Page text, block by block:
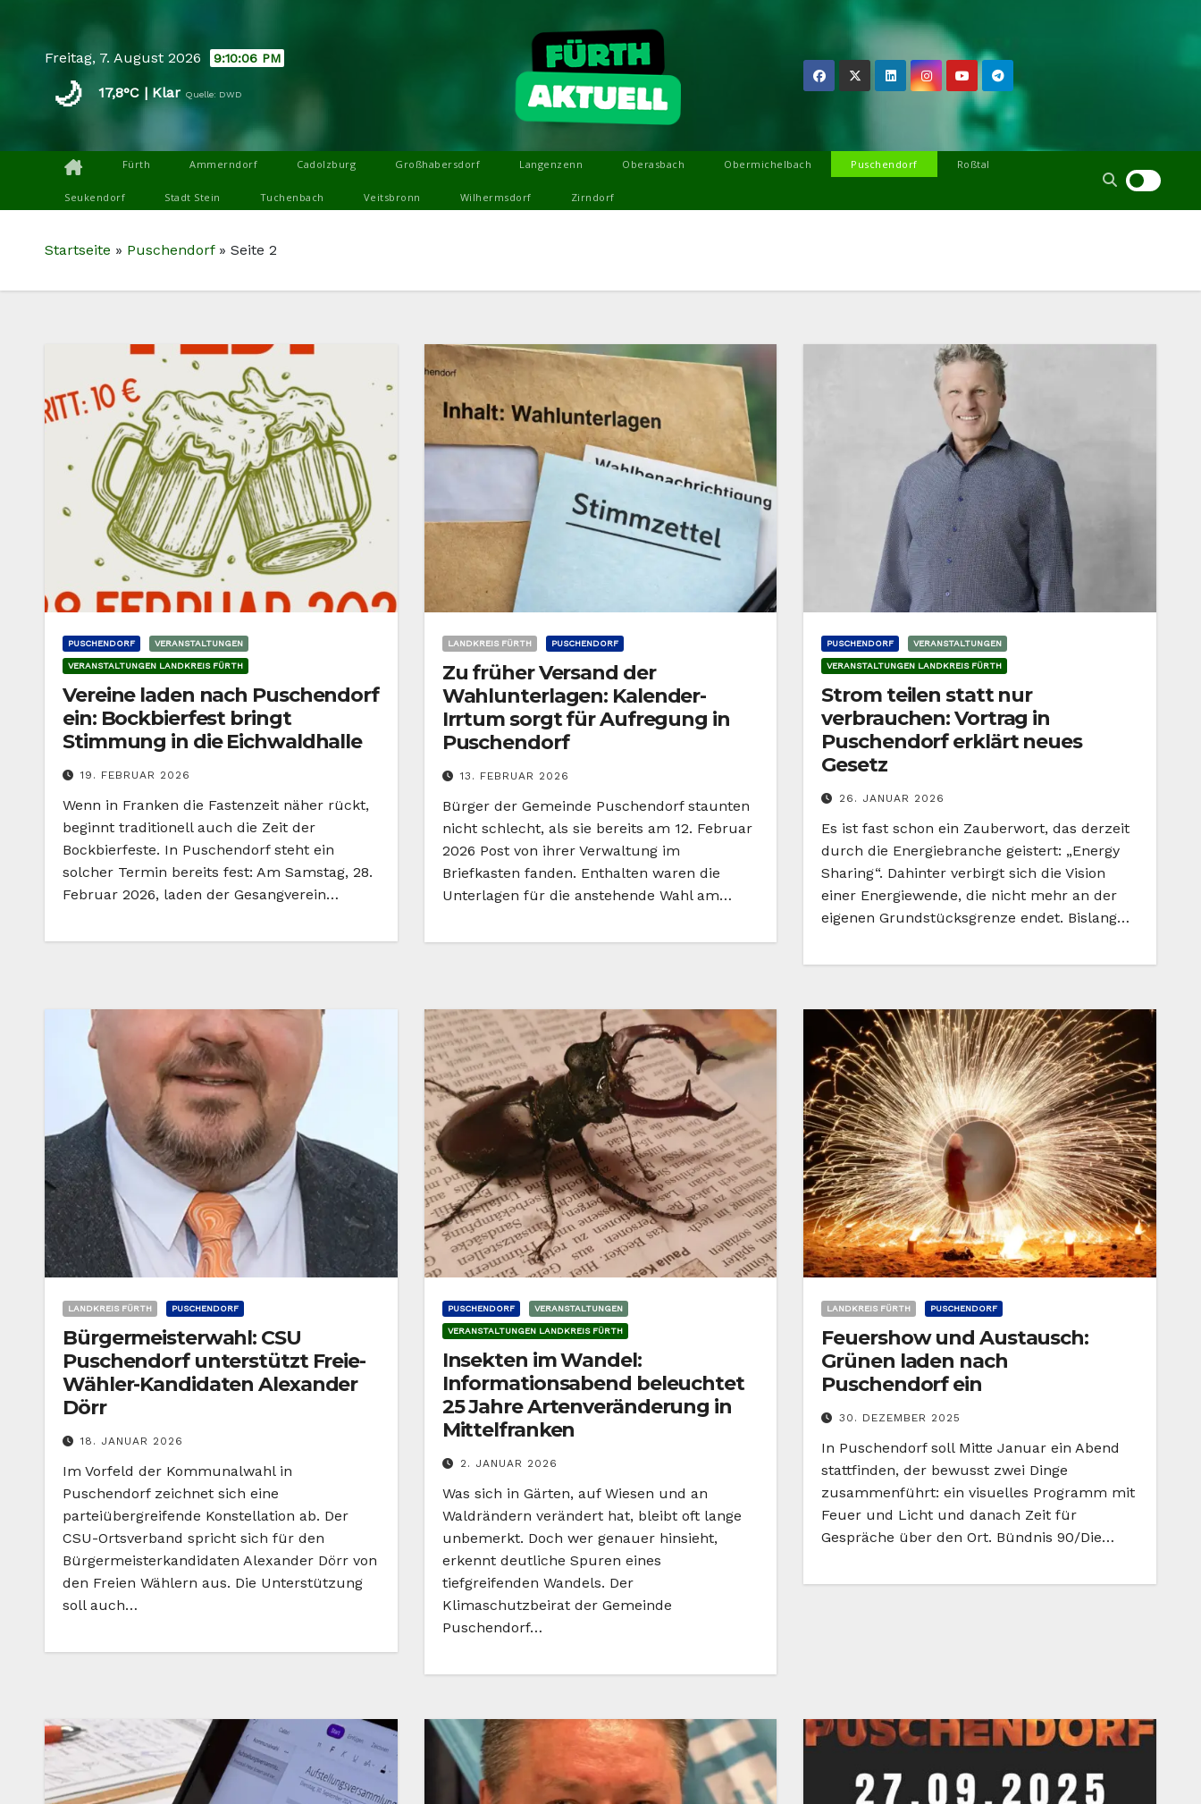
contentFreitag, 7. August 2026 9:10:07 PM
🌙 17,8°C | Klar Quelle: DWD
Fürth Ammerndorf Cadolzburg Großhabersdorf Langenzenn Oberasbach Obermichelbach Puschendorf Roßtal
Seukendorf Stadt Stein Tuchenbach Veitsbronn Wilhermsdorf Zirndorf
Startseite » Puschendorf» Seite 2
PUSCHENDORF VERANSTALTUNGEN
VERANSTALTUNGEN LANDKREIS FÜRTH
Vereine laden nach Puschendorf
ein: Bockbierfest bringt
Stimmung in die Eichwaldhalle
19. FEBRUAR 2026
Wenn in Franken die Fastenzeit näher rückt,
beginnt traditionell auch die Zeit der
Bockbierfeste. In Puschendorf steht ein
solcher Termin bereits fest: Am Samstag, 28.
Februar 2026, laden der Gesangverein…
LANDKREIS FÜRTH PUSCHENDORF
Zu früher Versand der
Wahlunterlagen: Kalender-
Irrtum sorgt für Aufregung in
Puschendorf
13. FEBRUAR 2026
Bürger der Gemeinde Puschendorf staunten
nicht schlecht, als sie bereits am 12. Februar
2026 Post von ihrer Verwaltung im
Briefkasten fanden. Enthalten waren die
Unterlagen für die anstehende Wahl am…
PUSCHENDORF VERANSTALTUNGEN
VERANSTALTUNGEN LANDKREIS FÜRTH
Strom teilen statt nur
verbrauchen: Vortrag in
Puschendorf erklärt neues
Gesetz
26. JANUAR 2026
Es ist fast schon ein Zauberwort, das derzeit
durch die Energiebranche geistert: „Energy
Sharing“. Dahinter verbirgt sich die Vision
einer Energiewende, die nicht mehr an der
eigenen Grundstücksgrenze endet. Bislang…
LANDKREIS FÜRTH PUSCHENDORF
Bürgermeisterwahl: CSU
Puschendorf unterstützt Freie-
Wähler-Kandidaten Alexander
Dörr
18. JANUAR 2026
Im Vorfeld der Kommunalwahl in
Puschendorf zeichnet sich eine
parteiübergreifende Konstellation ab. Der
CSU-Ortsverband spricht sich für den
Bürgermeisterkandidaten Alexander Dörr von
den Freien Wählern aus. Die Unterstützung
soll auch…
PUSCHENDORF VERANSTALTUNGEN
VERANSTALTUNGEN LANDKREIS FÜRTH
Insekten im Wandel:
Informationsabend beleuchtet
25 Jahre Artenveränderung in
Mittelfranken
2. JANUAR 2026
Was sich in Gärten, auf Wiesen und an
Waldrändern verändert hat, bleibt oft lange
unbemerkt. Doch wer genauer hinsieht,
erkennt deutliche Spuren eines
tiefgreifenden Wandels. Der
Klimaschutzbeirat der Gemeinde
Puschendorf…
LANDKREIS FÜRTH PUSCHENDORF
Feuershow und Austausch:
Grünen laden nach
Puschendorf ein
30. DEZEMBER 2025
In Puschendorf soll Mitte Januar ein Abend
stattfinden, der bewusst zwei Dinge
zusammenführt: ein visuelles Programm mit
Feuer und Licht und danach Zeit für
Gespräche über den Ort. Bündnis 90/Die…